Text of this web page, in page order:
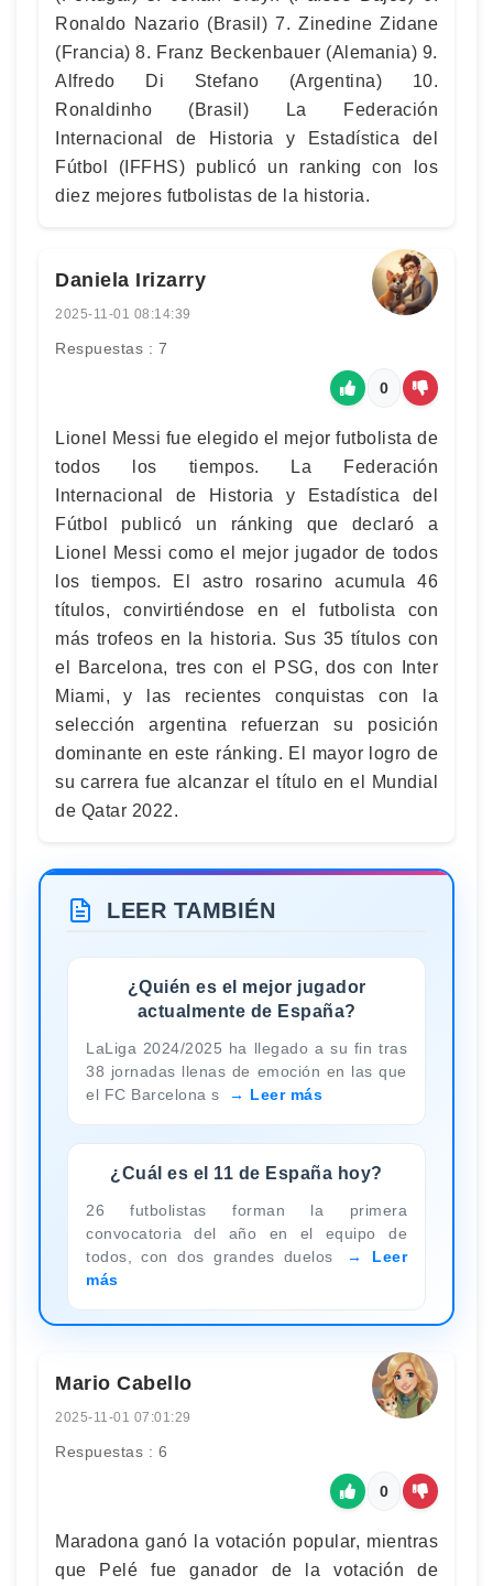
Ronaldo Nazario (Brasil) 7. Zinedine Zidane
(Francia) 8. Franz Beckenbauer (Alemania) 9.
Alfredo Di Stefano (Argentina) 10.
Ronaldinho (Brasil) La Federación
Internacional de Historia y Estadística del
Fútbol (IFFHS) publicó un ranking con los
diez mejores futbolistas de la historia.
Daniela Irizarry
2025-11-01 08:14:39
Respuestas : 7
0
Lionel Messi fue elegido el mejor futbolista de
todos los tiempos. La Federación
Internacional de Historia y Estadística del
Fútbol publicó un ránking que declaró a
Lionel Messi como el mejor jugador de todos
los tiempos. El astro rosarino acumula 46
títulos, convirtiéndose en el futbolista con
más trofeos en la historia. Sus 35 títulos con
el Barcelona, tres con el PSG, dos con Inter
Miami, y las recientes conquistas con la
selección argentina refuerzan su posición
dominante en este ránking. El mayor logro de
su carrera fue alcanzar el título en el Mundial
de Qatar 2022.
LEER TAMBIÉN
¿Quién es el mejor jugador
actualmente de España?
LaLiga 2024/2025 ha llegado a su fin tras
38 jornadas llenas de emoción en las que
el FC Barcelona s
Leer más
¿Cuál es el 11 de España hoy?
26 futbolistas forman la primera
convocatoria del año en el equipo de
todos, con dos grandes duelos
Leer
más
Mario Cabello
2025-11-01 07:01:29
Respuestas : 6
0
Maradona ganó la votación popular, mientras
que Pelé fue ganador de la votación de